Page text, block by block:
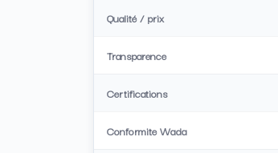
Qualité / prix
Transparence
Certifications
Conformite Wada